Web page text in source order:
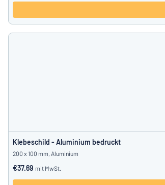
Klebeschild - Aluminium bedruckt
200 x 100 mm, Aluminium
€37.69 mit MwSt.